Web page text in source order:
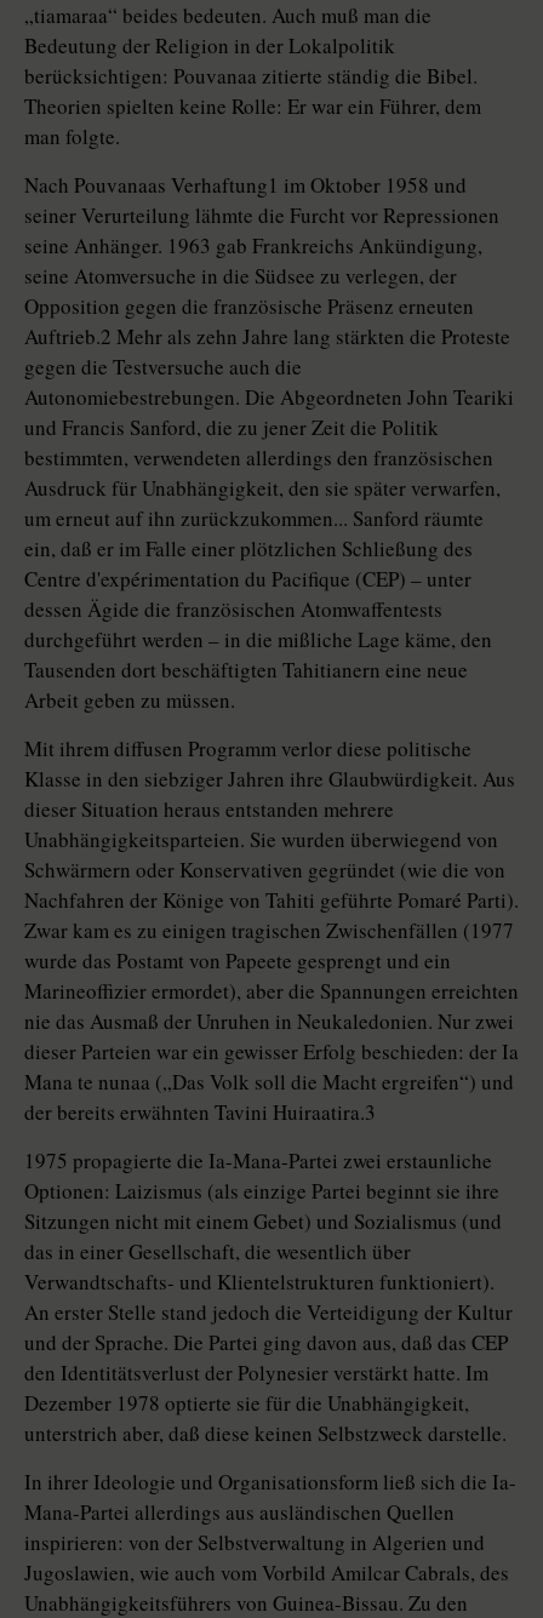
„tiamaraa“ beides bedeuten. Auch muß man die
Bedeutung der Religion in der Lokalpolitik
berücksichtigen: Pouvanaa zitierte ständig die Bibel.
Theorien spielten keine Rolle: Er war ein Führer, dem
man folgte.
Nach Pouvanaas Verhaftung1 im Oktober 1958 und
seiner Verurteilung lähmte die Furcht vor Repressionen
seine Anhänger. 1963 gab Frankreichs Ankündigung,
seine Atomversuche in die Südsee zu verlegen, der
Opposition gegen die französische Präsenz erneuten
Auftrieb.2 Mehr als zehn Jahre lang stärkten die Proteste
gegen die Testversuche auch die
Autonomiebestrebungen. Die Abgeordneten John Teariki
und Francis Sanford, die zu jener Zeit die Politik
bestimmten, verwendeten allerdings den französischen
Ausdruck für Unabhängigkeit, den sie später verwarfen,
um erneut auf ihn zurückzukommen... Sanford räumte
ein, daß er im Falle einer plötzlichen Schließung des
Centre d'expérimentation du Pacifique (CEP) – unter
dessen Ägide die französischen Atomwaffentests
durchgeführt werden – in die mißliche Lage käme, den
Tausenden dort beschäftigten Tahitianern eine neue
Arbeit geben zu müssen.
Mit ihrem diffusen Programm verlor diese politische
Klasse in den siebziger Jahren ihre Glaubwürdigkeit. Aus
dieser Situation heraus entstanden mehrere
Unabhängigkeitsparteien. Sie wurden überwiegend von
Schwärmern oder Konservativen gegründet (wie die von
Nachfahren der Könige von Tahiti geführte Pomaré Parti).
Zwar kam es zu einigen tragischen Zwischenfällen (1977
wurde das Postamt von Papeete gesprengt und ein
Marineoffizier ermordet), aber die Spannungen erreichten
nie das Ausmaß der Unruhen in Neukaledonien. Nur zwei
dieser Parteien war ein gewisser Erfolg beschieden: der Ia
Mana te nunaa („Das Volk soll die Macht ergreifen“) und
der bereits erwähnten Tavini Huiraatira.3
1975 propagierte die Ia-Mana-Partei zwei erstaunliche
Optionen: Laizismus (als einzige Partei beginnt sie ihre
Sitzungen nicht mit einem Gebet) und Sozialismus (und
das in einer Gesellschaft, die wesentlich über
Verwandtschafts- und Klientelstrukturen funktioniert).
An erster Stelle stand jedoch die Verteidigung der Kultur
und der Sprache. Die Partei ging davon aus, daß das CEP
den Identitätsverlust der Polynesier verstärkt hatte. Im
Dezember 1978 optierte sie für die Unabhängigkeit,
unterstrich aber, daß diese keinen Selbstzweck darstelle.
In ihrer Ideologie und Organisationsform ließ sich die Ia-
Mana-Partei allerdings aus ausländischen Quellen
inspirieren: von der Selbstverwaltung in Algerien und
Jugoslawien, wie auch vom Vorbild Amilcar Cabrals, des
Unabhängigkeitsführers von Guinea-Bissau. Zu den